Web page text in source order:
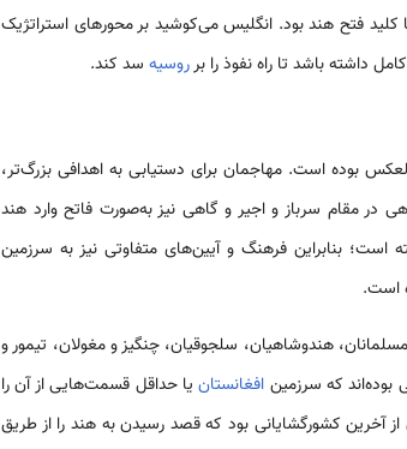
فتح هند بود. انگلیس می‌کوشید بر محورهای استراتژیک
داشته باشد تا راه نفوذ را برروسیه سد کند.
بوده است. مهاجمان برای دستیابی به اهدافی بزرگ‌تر،
در مقام سرباز و اجیر و گاهی نیز به‌صورت فاتح وارد هند
بنابراین فرهنگ و آیین‌های متفاوتی نیز به سرزمین
است.
هندوشاهیان، سلجوقیان، چنگیز و مغولان، تیمور و
بوده‌اند که سرزمین افغانستانیا حداقل قسمت‌هایی از آن را
آخرین کشورگشایانی بود که قصد رسیدن به هند را از طریق